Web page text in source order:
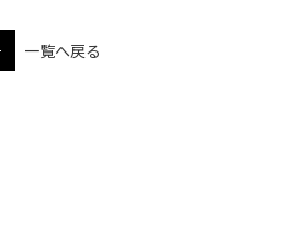
一覧へ戻る